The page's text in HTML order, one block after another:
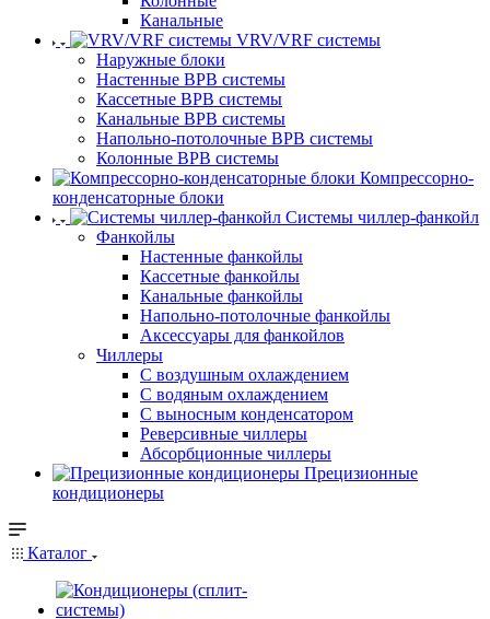
Канальные
VRV/VRF системы
Наружные блоки
Настенные ВРВ системы
Кассетные ВРВ системы
Канальные ВРВ системы
Напольно-потолочные ВРВ системы
Колонные ВРВ системы
Компрессорно-
конденсаторные блоки
Системы чиллер-фанкойл
Фанкойлы
Настенные фанкойлы
Кассетные фанкойлы
Канальные фанкойлы
Напольно-потолочные фанкойлы
Аксессуары для фанкойлов
Чиллеры
С воздушным охлаждением
С водяным охлаждением
С выносным конденсатором
Реверсивные чиллеры
Абсорбционные чиллеры
Прецизионные
кондиционеры
Каталог